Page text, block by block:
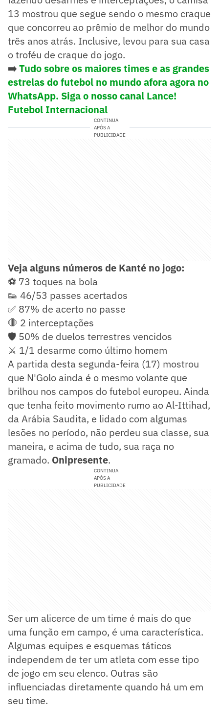
13 mostrou que segue sendo o mesmo craque
que concorreu ao prêmio de melhor do mundo
três anos atrás. Inclusive, levou para sua casa
o troféu de craque do jogo.
➡️Tudo sobre os maiores times e as grandes
estrelas do futebol no mundo afora agora no
WhatsApp. Siga o nosso canal Lance!
Futebol Internacional
CONTINUA
APÓS A
PUBLICIDADE
Veja alguns números de Kanté no jogo:
⚽ 73 toques na bola
👟 46/53 passes acertados
✅ 87% de acerto no passe
🛑 2 interceptações
🛡️ 50% de duelos terrestres vencidos
⚔️ 1/1 desarme como último homem
A partida desta segunda-feira (17) mostrou
que N'Golo ainda é o mesmo volante que
brilhou nos campos do futebol europeu. Ainda
que tenha feito movimento rumo ao Al-Ittihad,
da Arábia Saudita, e lidado com algumas
lesões no período, não perdeu sua classe, sua
maneira, e acima de tudo, sua raça no
gramado. Onipresente.
CONTINUA
APÓS A
PUBLICIDADE
Ser um alicerce de um time é mais do que
uma função em campo, é uma característica.
Algumas equipes e esquemas táticos
independem de ter um atleta com esse tipo
de jogo em seu elenco. Outras são
influenciadas diretamente quando há um em
seu time.